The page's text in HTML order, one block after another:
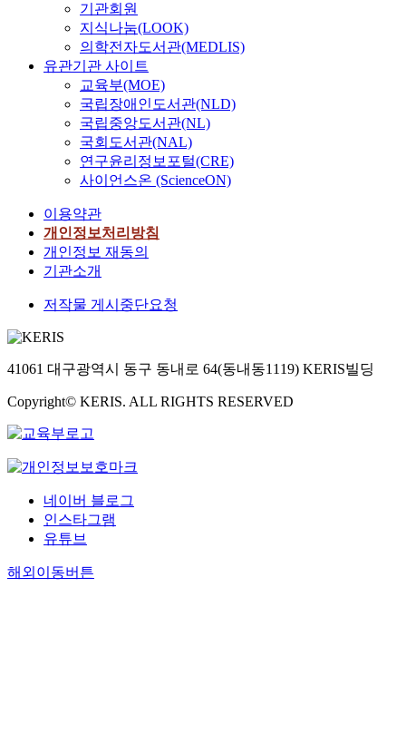
기관회원
지식나눔(LOOK)
의학전자도서관(MEDLIS)
유관기관 사이트
교육부(MOE)
국립장애인도서관(NLD)
국립중앙도서관(NL)
국회도서관(NAL)
연구윤리정보포털(CRE)
사이언스온 (ScienceON)
이용약관
개인정보처리방침
개인정보 재동의
기관소개
저작물 게시중단요청
41061 대구광역시 동구 동내로 64(동내동1119) KERIS빌딩
Copyright© KERIS. ALL RIGHTS RESERVED
네이버 블로그
인스타그램
유튜브
해외이동버튼